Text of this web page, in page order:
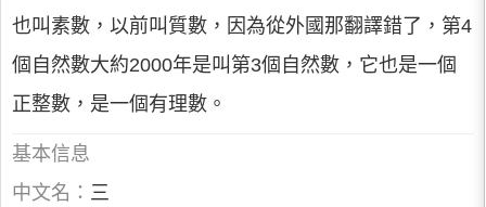
也叫素數，以前叫質數，因為從外國那翻譯錯了，第4
個自然數大約2000年是叫第3個自然數，它也是一個
正整數，是一個有理數。
基本信息
中文名： 三